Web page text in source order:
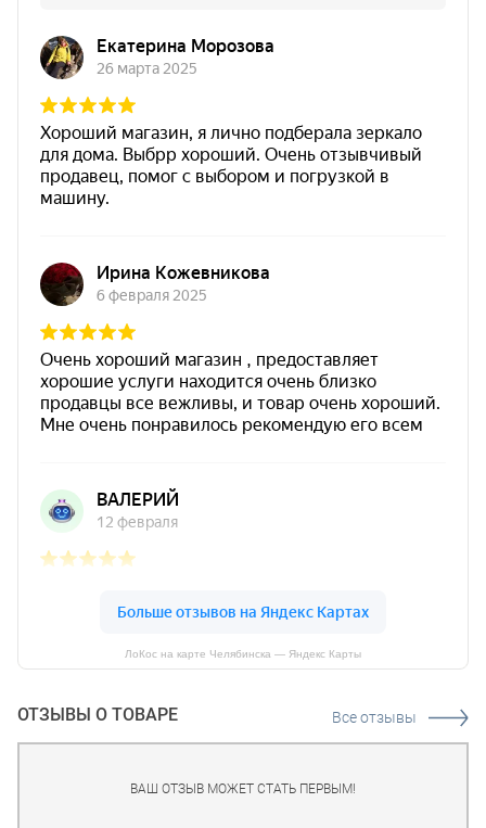
ЛоКос на карте Челябинска — Яндекс Карты
ОТЗЫВЫ О ТОВАРЕ Все отзывы
ВАШ ОТЗЫВ МОЖЕТ СТАТЬ ПЕРВЫМ!